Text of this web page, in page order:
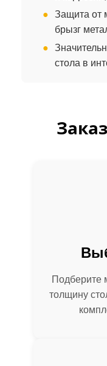
Защита от
брызг
стола в
Подберите
толщину